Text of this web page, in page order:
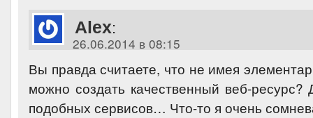
Aleх:
26.06.2014 в 08:15
Вы правда считаете, что не имея
можно создать качественный веб-
подобных сервисов… Что-то я очень